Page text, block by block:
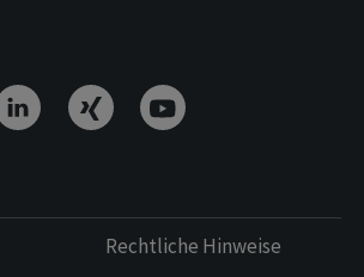
Rechtliche Hinweise